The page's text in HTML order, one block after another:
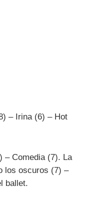
– Irina (6) – Hot
– Comedia (7). La
los oscuros (7) –
ballet.